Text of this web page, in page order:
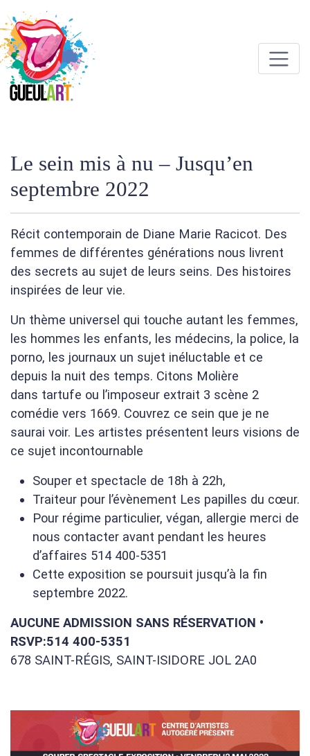
Le sein mis à nu – Jusqu’en
septembre 2022
Récit contemporain de Diane Marie Racicot. Des
femmes de différentes générations nous livrent
des secrets au sujet de leurs seins. Des histoires
inspirées de leur vie.
Un thème universel qui touche autant les femmes,
les hommes les enfants, les médecins, la police, la
porno, les journaux un sujet inéluctable et ce
depuis la nuit des temps. Citons Molière
dans tartufe ou l’imposeur extrait 3 scène 2
comédie vers 1669. Couvrez ce sein que je ne
saurai voir. Les artistes présentent leurs visions de
ce sujet incontournable
Souper et spectacle de 18h à 22h,
Traiteur pour l’évènement Les papilles du cœur.
Pour régime particulier, végan, allergie merci de
nous contacter avant pendant les heures
d’affaires 514 400-5351
Cette exposition se poursuit jusqu’à la fin
septembre 2022.
AUCUNE ADMISSION SANS RÉSERVATION •
RSVP:514 400-5351
678 SAINT-RÉGIS, SAINT-ISIDORE JOL 2A0